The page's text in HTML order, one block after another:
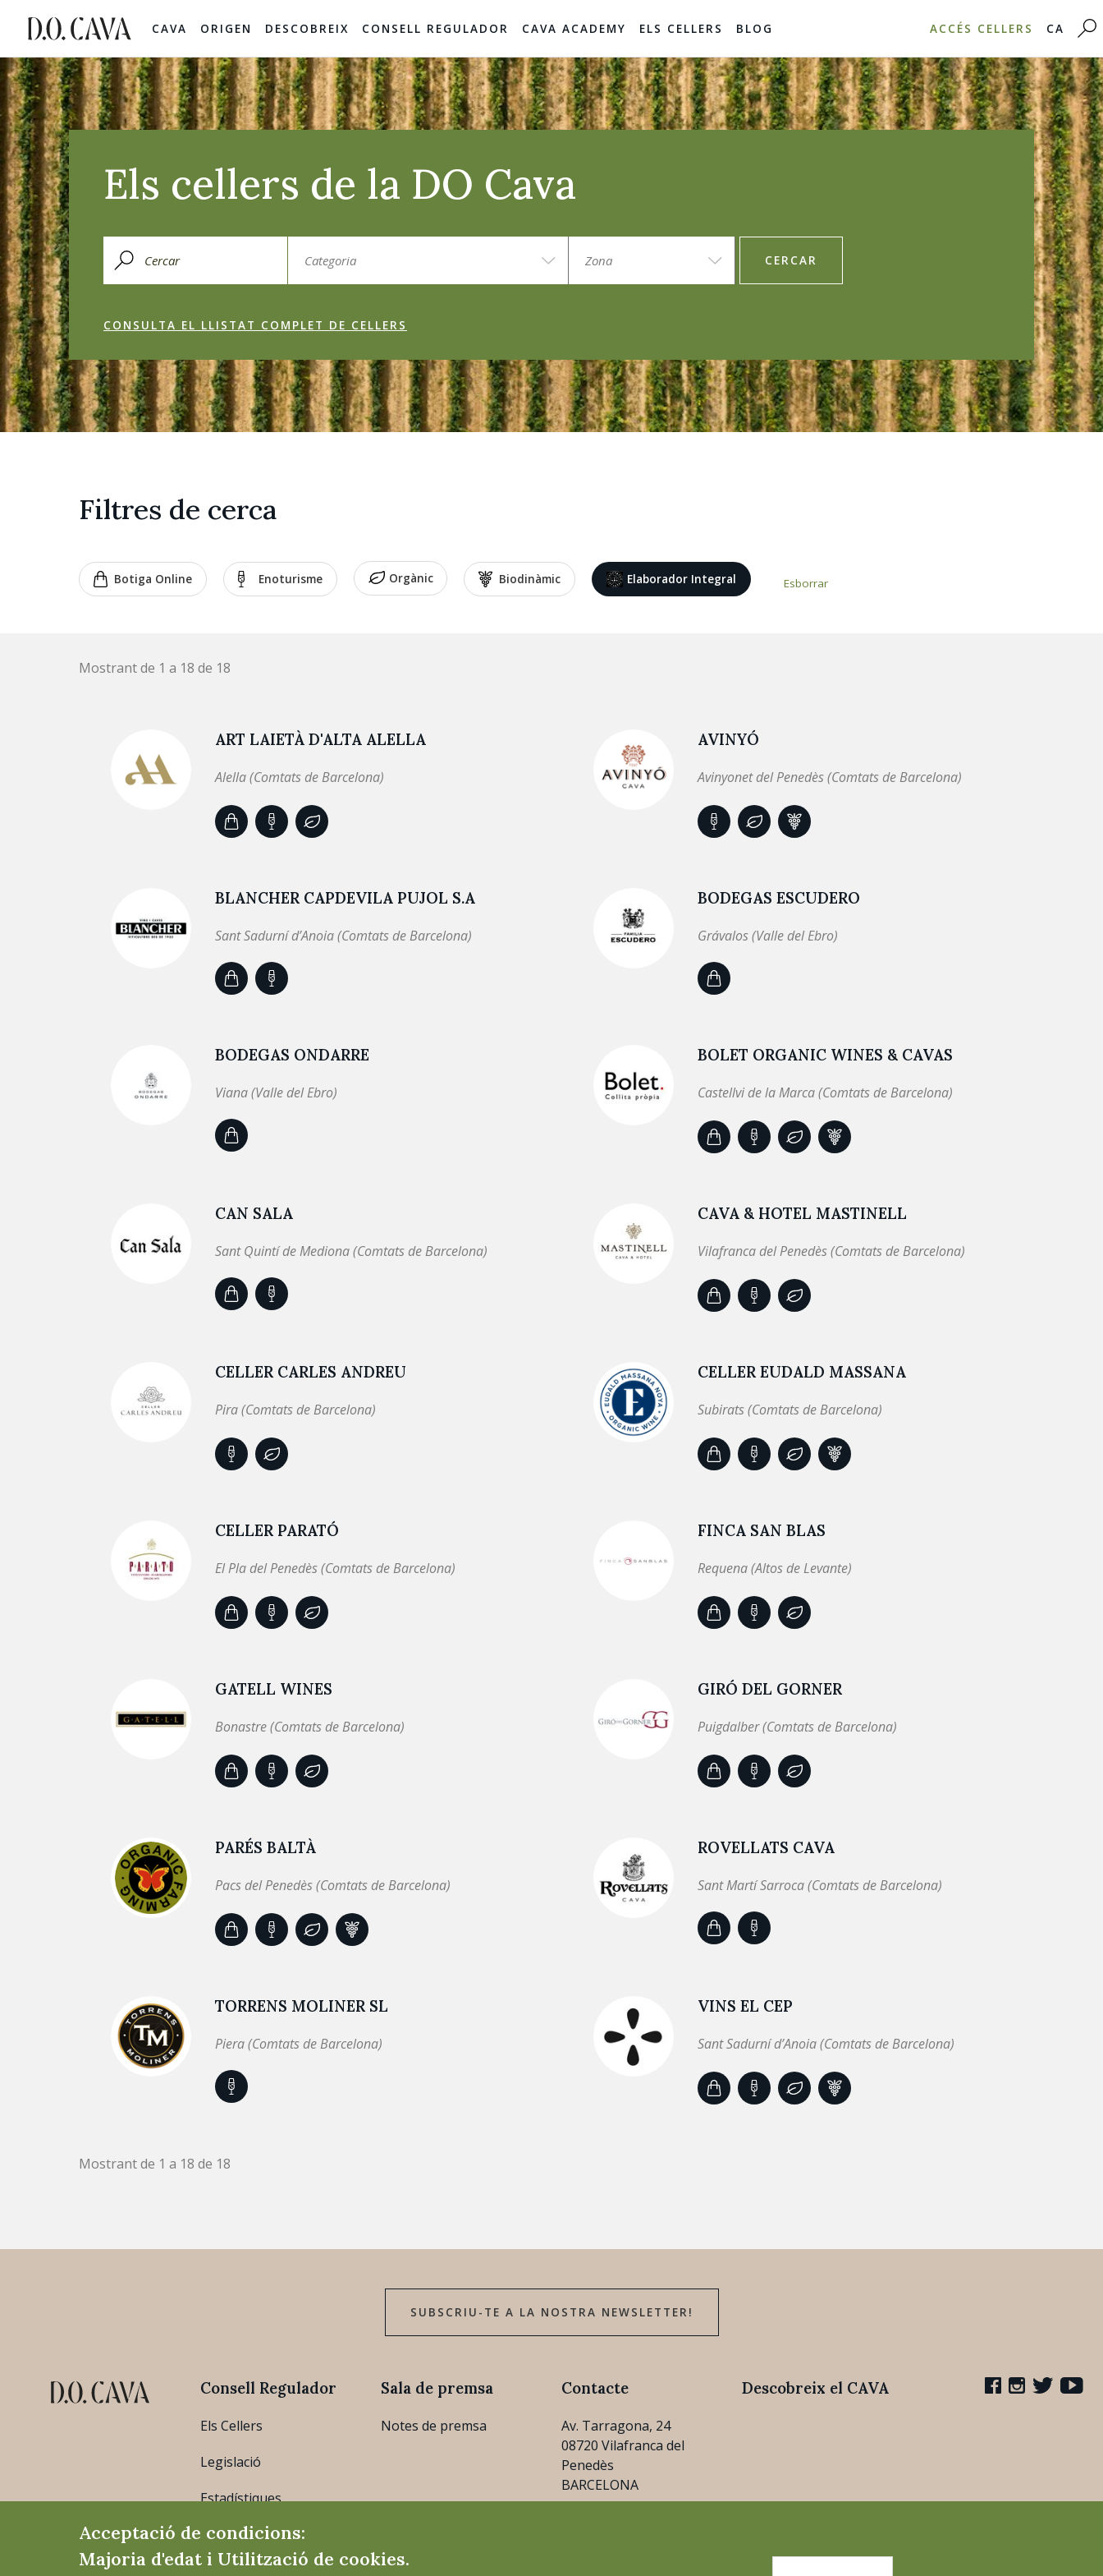
CAVA ORIGEN DESCOBREIX CONSELL REGULADOR CAVA ACADEMY ELS CELLERS BLOG ACCÉS CELLERS CA
Els cellers de la DO Cava
CERCAR
CONSULTA EL LLISTAT COMPLET DE CELLERS
Filtres de cerca
Botiga Online Enoturisme Orgànic Biodinàmic Elaborador Integral Esborrar
Mostrant de 1 a 18 de 18
ART LAIETÀ D'ALTA ALELLA
Alella (Comtats de Barcelona)
AVINYÓ
Avinyonet del Penedès (Comtats de Barcelona)
BLANCHER CAPDEVILA PUJOL S.A
Sant Sadurní d’Anoia (Comtats de Barcelona)
BODEGAS ESCUDERO
Grávalos (Valle del Ebro)
BODEGAS ONDARRE
Viana (Valle del Ebro)
BOLET ORGANIC WINES & CAVAS
Castellvi de la Marca (Comtats de Barcelona)
CAN SALA
Sant Quintí de Mediona (Comtats de Barcelona)
CAVA & HOTEL MASTINELL
Vilafranca del Penedès (Comtats de Barcelona)
CELLER CARLES ANDREU
Pira (Comtats de Barcelona)
CELLER EUDALD MASSANA
Subirats (Comtats de Barcelona)
CELLER PARATÓ
El Pla del Penedès (Comtats de Barcelona)
FINCA SAN BLAS
Requena (Altos de Levante)
GATELL WINES
Bonastre (Comtats de Barcelona)
GIRÓ DEL GORNER
Puigdalber (Comtats de Barcelona)
PARÉS BALTÀ
Pacs del Penedès (Comtats de Barcelona)
ROVELLATS CAVA
Sant Martí Sarroca (Comtats de Barcelona)
TORRENS MOLINER SL
Piera (Comtats de Barcelona)
VINS EL CEP
Sant Sadurní d’Anoia (Comtats de Barcelona)
Mostrant de 1 a 18 de 18
SUBSCRIU-TE A LA NOSTRA NEWSLETTER!
Consell Regulador
Els Cellers
Legislació
Estadístiques
Sala de premsa
Notes de premsa
Contacte
Av. Tarragona, 24
08720 Vilafranca del
Penedès
BARCELONA
Descobreix el CAVA
Acceptació de condicions:
Majoria d'edat i Utilització de cookies.